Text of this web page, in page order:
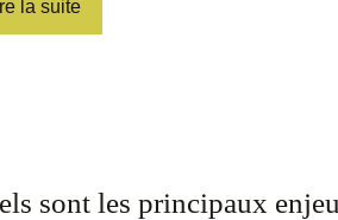
la suite
sont les principaux